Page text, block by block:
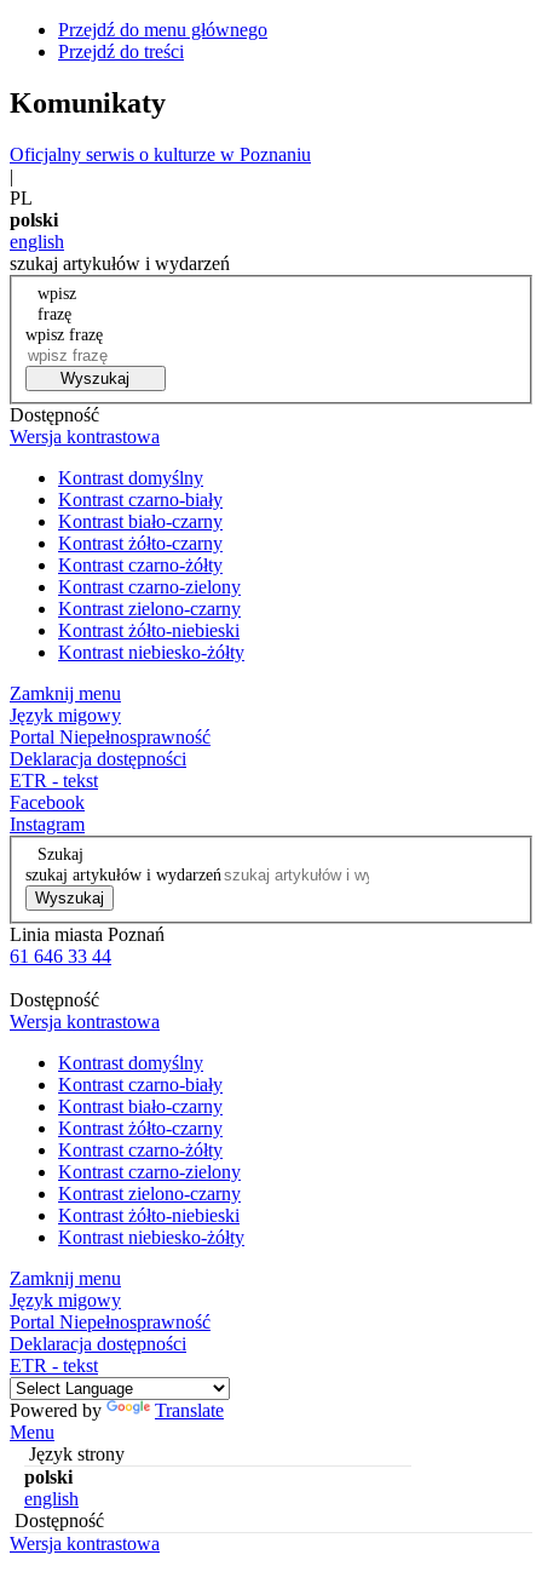
Przejdź do menu głównego
Przejdź do treści
Komunikaty
Oficjalny serwis o kulturze w Poznaniu
|
PL
polski
english
szukaj artykułów i wydarzeń
wpisz
frazę
wpisz frazę
Wyszukaj
Dostępność
Wersja kontrastowa
Kontrast domyślny
Kontrast czarno-biały
Kontrast biało-czarny
Kontrast żółto-czarny
Kontrast czarno-żółty
Kontrast czarno-zielony
Kontrast zielono-czarny
Kontrast żółto-niebieski
Kontrast niebiesko-żółty
Zamknij menu
Język migowy
Portal Niepełnosprawność
Deklaracja dostępności
ETR - tekst
Facebook
Instagram
Szukaj
szukaj artykułów i wydarzeń
Wyszukaj
Linia miasta Poznań
61 646 33 44
Dostępność
Wersja kontrastowa
Kontrast domyślny
Kontrast czarno-biały
Kontrast biało-czarny
Kontrast żółto-czarny
Kontrast czarno-żółty
Kontrast czarno-zielony
Kontrast zielono-czarny
Kontrast żółto-niebieski
Kontrast niebiesko-żółty
Zamknij menu
Język migowy
Portal Niepełnosprawność
Deklaracja dostępności
ETR - tekst
Powered by
Translate
Menu
Język strony
polski
english
Dostępność
Wersja kontrastowa